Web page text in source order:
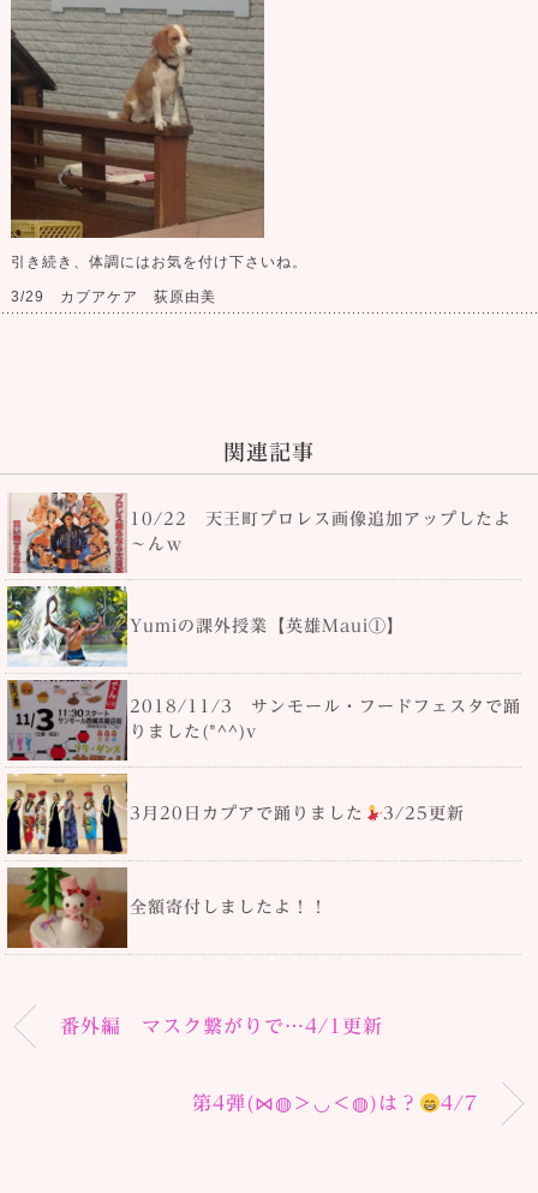
引き続き、体調にはお気を付け下さいね。
3/29 カプアケア 荻原由美
関連記事
10/22 天王町プロレス画像追加アップしたよ
～んｗ
Yumiの課外授業【英雄Maui①】
2018/11/3 サンモール・フードフェスタで踊
りました(*^^)v
3月20日カプアで踊りました 3/25更新
全額寄付しましたよ！！
番外編 マスク繋がりで…4/1更新
第4弾(⋈◍＞◡＜◍)は？ 4/7